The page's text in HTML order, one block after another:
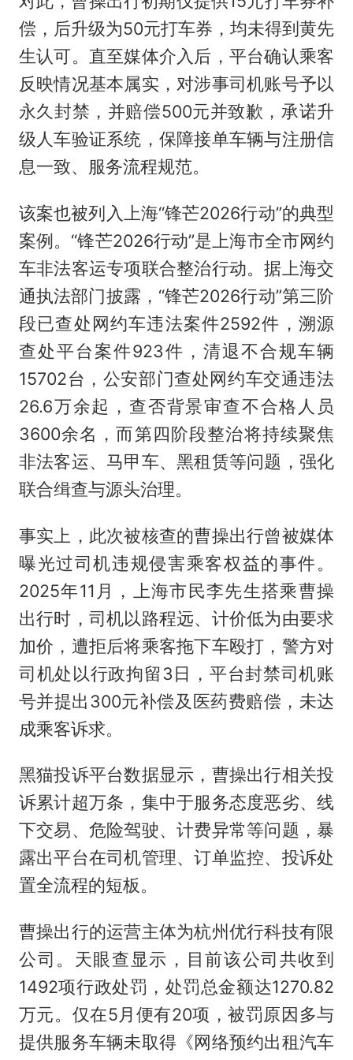
偿，后升级为50元打车券，均未得到黄先
生认可。直至媒体介入后，平台确认乘客
反映情况基本属实，对涉事司机账号予以
永久封禁，并赔偿500元并致歉，承诺升
级人车验证系统，保障接单车辆与注册信
息一致、服务流程规范。
该案也被列入上海“锋芒2026行动”的典型
案例。“锋芒2026行动”是上海市全市网约
车非法客运专项联合整治行动。据上海交
通执法部门披露，“锋芒2026行动”第三阶
段已查处网约车违法案件2592件，溯源
查处平台案件923件，清退不合规车辆
15702台，公安部门查处网约车交通违法
26.6万余起，查否背景审查不合格人员
3600余名，而第四阶段整治将持续聚焦
非法客运、马甲车、黑租赁等问题，强化
联合缉查与源头治理。
事实上，此次被核查的曹操出行曾被媒体
曝光过司机违规侵害乘客权益的事件。
2025年11月，上海市民李先生搭乘曹操
出行时，司机以路程远、计价低为由要求
加价，遭拒后将乘客拖下车殴打，警方对
司机处以行政拘留3日，平台封禁司机账
号并提出300元补偿及医药费赔偿，未达
成乘客诉求。
黑猫投诉平台数据显示，曹操出行相关投
诉累计超万条，集中于服务态度恶劣、线
下交易、危险驾驶、计费异常等问题，暴
露出平台在司机管理、订单监控、投诉处
置全流程的短板。
曹操出行的运营主体为杭州优行科技有限
公司。天眼查显示，目前该公司共收到
1492项行政处罚，处罚总金额达1270.82
万元。仅在5月便有20项，被罚原因多与
提供服务车辆未取得《网络预约出租汽车